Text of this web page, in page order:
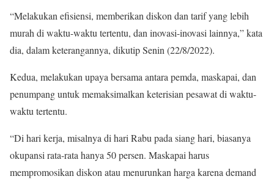
“Melakukan efisiensi, memberikan diskon dan tarif yang lebih
murah di waktu-waktu tertentu, dan inovasi-inovasi lainnya,” kata
dia, dalam keterangannya, dikutip Senin (22/8/2022).
Kedua, melakukan upaya bersama antara pemda, maskapai, dan
penumpang untuk memaksimalkan keterisian pesawat di waktu-
waktu tertentu.
“Di hari kerja, misalnya di hari Rabu pada siang hari, biasanya
okupansi rata-rata hanya 50 persen. Maskapai harus
mempromosikan diskon atau menurunkan harga karena demand